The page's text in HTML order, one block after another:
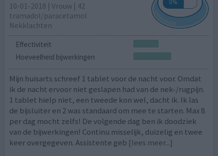
10-01-2018 | Vrouw | 42
tramadol/paracetamol
Nekklachten
Effectiviteit
Hoeveelheid bijwerkingen
Mijn huisarts schreef 1 tablet voor de nacht voor. Omdat
ik de nacht ervoor niet geslapen had van de nek-/rugpijn.
1 tablet hielp niet, een tweede kon wel, dacht ik. Ik las
de bijsluiter en 2 was standaard om mee te starten. Max 8
per dag mocht zelfs! De volgende dag ben ik doodziek
van de bijwerkingen! Continu misselijk, duizelig en twee
keer overgegeven. Assistente geb [lees meer...]